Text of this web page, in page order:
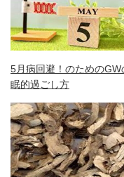
5月病回避！のためのGW
眠的過ごし方